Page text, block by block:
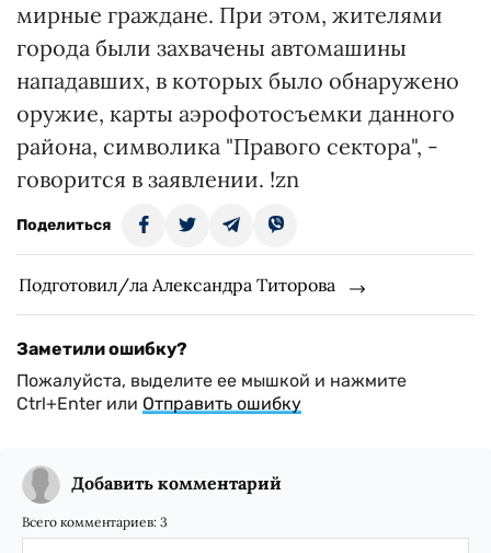
мирные граждане. При этом, жителями
города были захвачены автомашины
нападавших, в которых было обнаружено
оружие, карты аэрофотосъемки данного
района, символика "Правого сектора", -
говорится в заявлении. !zn
Поделиться
Подготовил/ла Александра Титорова
Заметили ошибку?
Пожалуйста, выделите ее мышкой и нажмите
Ctrl+Enter или Отправить ошибку
Добавить комментарий
Всего комментариев: 3